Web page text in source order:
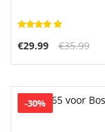
€29.99 €35.99
-30%